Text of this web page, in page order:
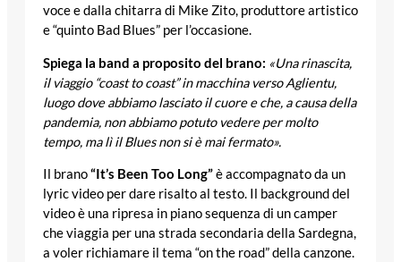
voce e dalla chitarra di Mike Zito, produttore artistico
e “quinto Bad Blues” per l’occasione.
Spiega la band a proposito del brano: «Una rinascita,
il viaggio “coast to coast” in macchina verso Aglientu,
luogo dove abbiamo lasciato il cuore e che, a causa della
pandemia, non abbiamo potuto vedere per molto
tempo, ma lì il Blues non si è mai fermato».
Il brano“It’s Been Too Long”è accompagnato da un
lyric video per dare risalto al testo. Il background del
video è una ripresa in piano sequenza di un camper
che viaggia per una strada secondaria della Sardegna,
a voler richiamare il tema “on the road” della canzone.